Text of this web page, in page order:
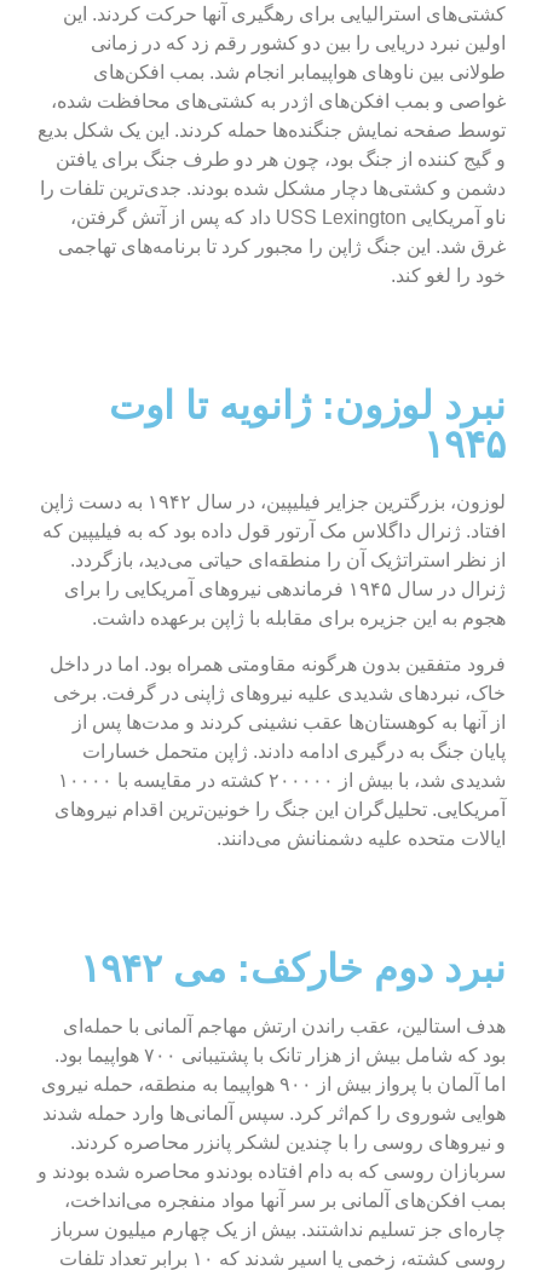
کشتی‌های استرالیایی برای رهگیری آنها حرکت کردند. این
اولین نبرد دریایی را بین دو کشور رقم زد که در زمانی
طولانی بین ناوهای هواپیمابر انجام شد. بمب افکن‌های
غواصی و بمب افکن‌های اژدر به کشتی‌های محافظت شده،
توسط صفحه نمایش جنگنده‌ها حمله کردند. این یک شکل بدیع
و گیج کننده از جنگ بود، چون هر دو طرف جنگ برای یافتن
دشمن و کشتی‌ها دچار مشکل شده بودند. جدی‌ترین تلفات را
ناو آمریکایی USS Lexington داد که پس از آتش گرفتن،
غرق شد. این جنگ ژاپن را مجبور کرد تا برنامه‌های تهاجمی
خود را لغو کند.
نبرد لوزون: ژانویه تا اوت
۱۹۴۵
لوزون، بزرگترین جزایر فیلیپین، در سال ۱۹۴۲ به دست ژاپن
افتاد. ژنرال داگلاس مک آرتور قول داده بود که به فیلیپین که
از نظر استراتژیک آن را منطقه‌ای حیاتی می‌دید، بازگردد.
ژنرال در سال ۱۹۴۵ فرماندهی نیروهای آمریکایی را برای
هجوم به این جزیره برای مقابله با ژاپن برعهده داشت.
فرود متفقین بدون هرگونه مقاومتی همراه بود. اما در داخل
خاک، نبردهای شدیدی علیه نیروهای ژاپنی در گرفت. برخی
از آنها به کوهستان‌ها عقب نشینی کردند و مدت‌ها پس از
پایان جنگ به درگیری ادامه دادند. ژاپن متحمل خسارات
شدیدی شد، با بیش از ۲۰۰۰۰۰ کشته در مقایسه با ۱۰۰۰۰
آمریکایی. تحلیل‌گران این جنگ را خونین‌ترین اقدام نیروهای
ایالات متحده علیه دشمنانش می‌دانند.
نبرد دوم خارکف: می ۱۹۴۲
هدف استالین، عقب راندن ارتش مهاجم آلمانی با حمله‌ای
بود که شامل بیش از هزار تانک با پشتیبانی ۷۰۰ هواپیما بود.
اما آلمان با پرواز بیش از ۹۰۰ هواپیما به منطقه، حمله نیروی
هوایی شوروی را کم‌اثر کرد. سپس آلمانی‌ها وارد حمله شدند
و نیروهای روسی را با چندین لشکر پانزر محاصره کردند.
سربازان روسی که به دام افتاده بودندو محاصره شده بودند و
بمب افکن‌های آلمانی بر سر آنها مواد منفجره می‌انداخت،
چاره‌ای جز تسلیم نداشتند. بیش از یک چهارم میلیون سرباز
روسی کشته، زخمی یا اسیر شدند که ۱۰ برابر تعداد تلفات